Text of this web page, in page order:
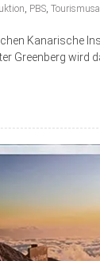
PBS
Kanarische
Greenberg